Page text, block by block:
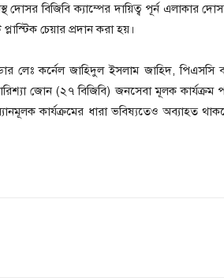
দোসর বিজিবি ক্যাম্পের দায়িত্ব পূর্ন এলাকার
চেয়ার প্রদান করা হয়।
লেঃ কর্নেল জাহিদুল ইসলাম জাহিদ, পিএসসি
জোন (২৭ বিজিবি) জনসেবা মূলক
কার্যক্রমের ধারা ভবিষ্যতেও অব্যাহত